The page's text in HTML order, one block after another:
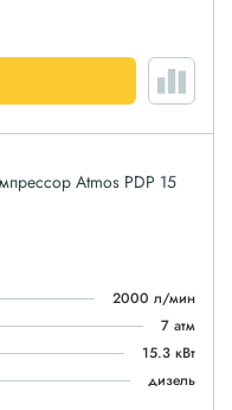
Atmos PDP 15
2000 л/мин
7 атм
15.3 кВт
дизель